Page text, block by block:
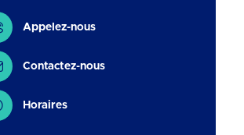
Appelez-nous
Contactez-nous
Horaires